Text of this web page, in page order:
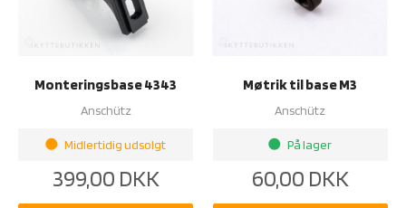
Monteringsbase 4343
Anschütz
brightness_1 Midlertidig udsolgt
399,00 DKK
Møtrik til base M3
Anschütz
brightness_1 På lager
60,00 DKK